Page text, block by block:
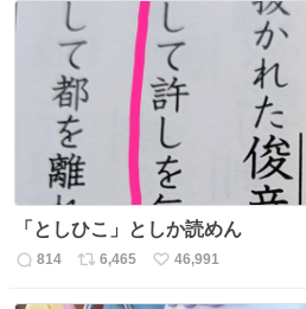
数
ス
ト
数
ね
数
「としひこ」としか読めん
返
814
リ
6,465
い
46,991